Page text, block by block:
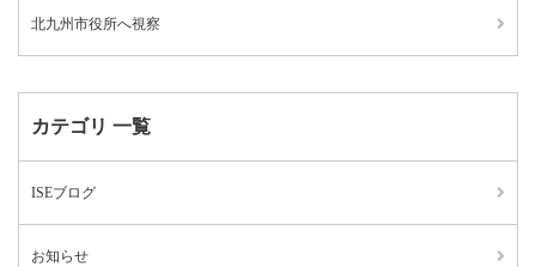
北九州市役所へ視察
カテゴリ 一覧
ISEブログ
お知らせ